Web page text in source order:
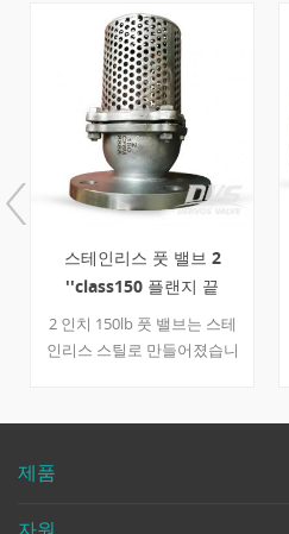
스테인리스 풋 밸브 2
''class150 플랜지 끝
2 인치 150lb 풋 밸브는 스테
인리스 스틸로 만들어졌습니
제품